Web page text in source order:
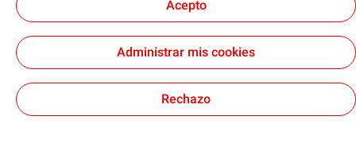
Accesibilidad: Cumplimiento parcial
cookies técnicas estrictamente necesarias para el
correcto funcionamiento del sitio web. Si desea más
información, puede consultar la página relativa a la
Acepto
Administrar mis cookies
Rechazo